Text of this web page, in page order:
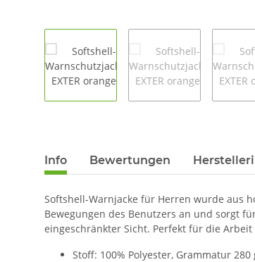
Info Bewertungen
Softshell-Warnjacke für Herren wurde aus
Bewegungen des Benutzers an und sorgt
eingeschränkter Sicht. Perfekt für die
Stoff: 100% Polyester, Grammatur 280